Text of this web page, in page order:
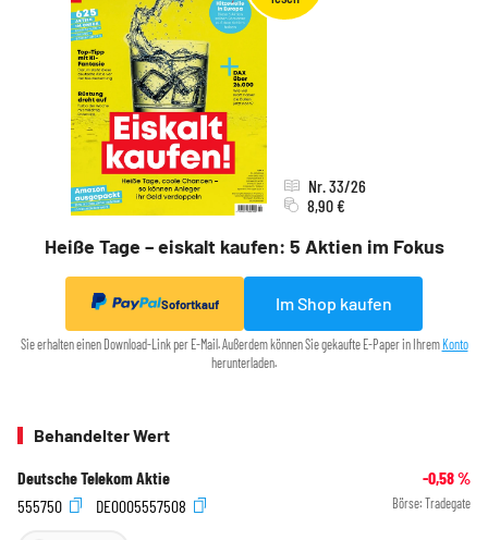
Heiße Tage – eiskalt kaufen: 5 Aktien im Fokus
Nr. 33/26
8,90 €
Sofortkauf Im Shop kaufen
Sie erhalten einen Download-Link per E-Mail. Außerdem können Sie gekaufte E-Paper in Ihrem Konto
herunterladen.
Behandelter Wert
Deutsche Telekom Aktie -0,58%
555750
DE0005557508 Börse: Tradegate